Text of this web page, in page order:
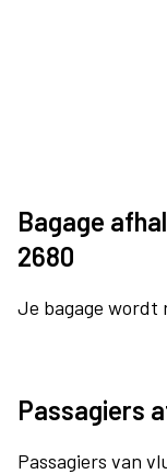
Bagage
2680
Je bagage wordt
Passagiers
Passagiers van